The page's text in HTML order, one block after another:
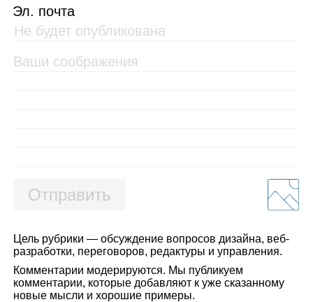
Эл. почта
Отправить
Цель рубрики — обсуждение вопросов дизайна, веб-
разработки, переговоров, редактуры и управления.
Комментарии модерируются. Мы публикуем
комментарии, которые добавляют к уже сказанному
новые мысли и хорошие примеры.